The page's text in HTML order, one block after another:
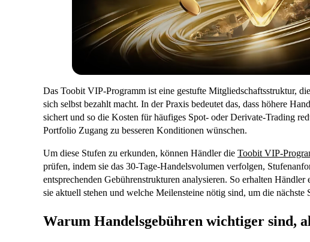
Das Toobit VIP-Programm ist eine gestufte Mitgliedschaftsstruktur,
sich selbst bezahlt macht. In der Praxis bedeutet das, dass höhere
sichert und so die Kosten für häufiges Spot- oder Derivate-Trading
Portfolio Zugang zu besseren Konditionen wünschen.
Um diese Stufen zu erkunden, können Händler die Toobit VIP-
prüfen, indem sie das 30-Tage-Handelsvolumen verfolgen,
entsprechenden Gebührenstrukturen analysieren. So erhalten
sie aktuell stehen und welche Meilensteine nötig sind, um die nächste
Warum Handelsgebühren wichtiger sind,